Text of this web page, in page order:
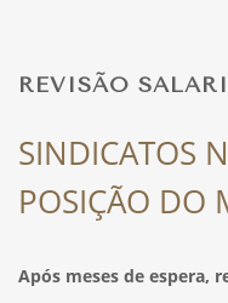
FÉRIAS
REVISÃO
SINDICATOS
POSIÇÃO DO
Após meses de espera,